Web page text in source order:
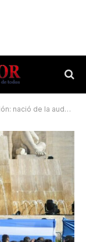
de la audacia»